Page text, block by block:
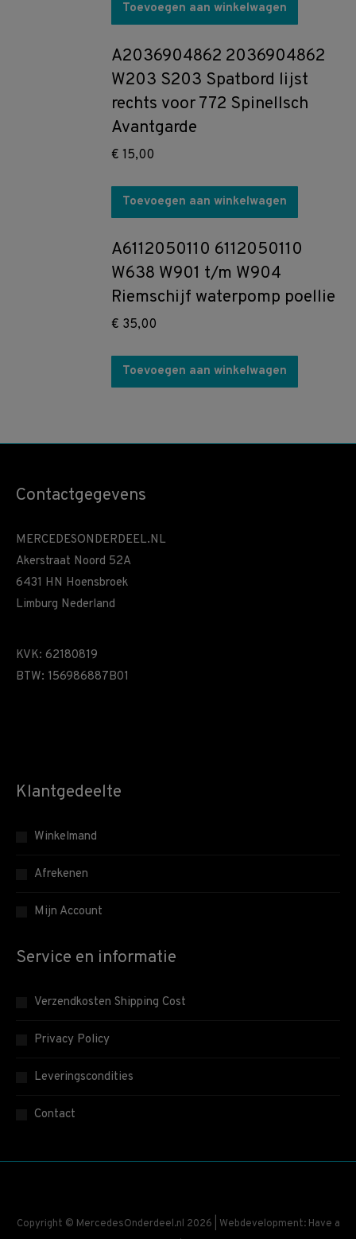
Toevoegen aan winkelwagen
A2036904862 2036904862
W203 S203 Spatbord lijst
rechts voor 772 Spinellsch
Avantgarde
€ 15,00
Toevoegen aan winkelwagen
A6112050110 6112050110
W638 W901 t/m W904
Riemschijf waterpomp poellie
€ 35,00
Toevoegen aan winkelwagen
Contactgegevens
MERCEDESONDERDEEL.NL
Akerstraat Noord 52A
6431 HN Hoensbroek
Limburg Nederland
KVK: 62180819
BTW: 156986887B01
Klantgedeelte
Winkelmand
Afrekenen
Mijn Account
Service en informatie
Verzendkosten Shipping Cost
Privacy Policy
Leveringscondities
Contact
Copyright © MercedesOnderdeel.nl 2026 | Webdevelopment: Have a